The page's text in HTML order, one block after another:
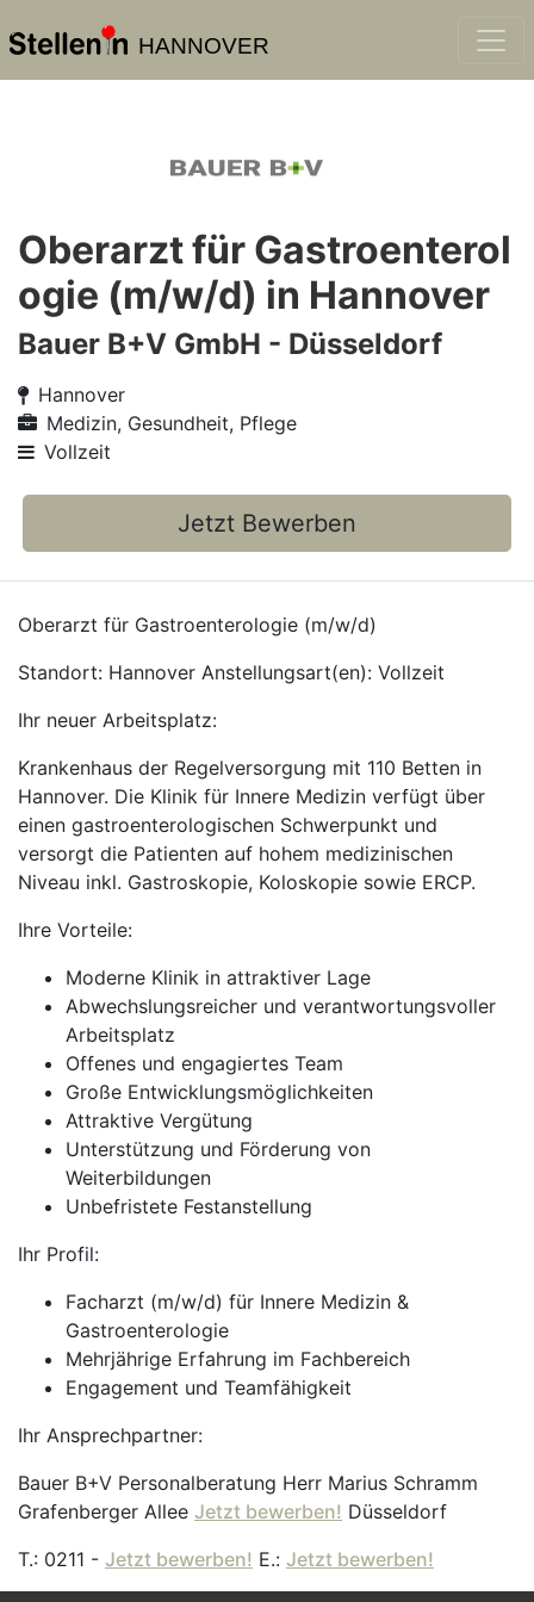
HANNOVER
Oberarzt für Gastroenterol
ogie (m/w/d) in Hannover
Bauer B+V GmbH - Düsseldorf
Hannover
Medizin, Gesundheit, Pflege
Vollzeit
Jetzt Bewerben
Oberarzt für Gastroenterologie (m/w/d)
Standort: Hannover Anstellungsart(en): Vollzeit
Ihr neuer Arbeitsplatz:
Krankenhaus der Regelversorgung mit 110 Betten in
Hannover. Die Klinik für Innere Medizin verfügt über
einen gastroenterologischen Schwerpunkt und
versorgt die Patienten auf hohem medizinischen
Niveau inkl. Gastroskopie, Koloskopie sowie ERCP.
Ihre Vorteile:
Moderne Klinik in attraktiver Lage
Abwechslungsreicher und verantwortungsvoller
Arbeitsplatz
Offenes und engagiertes Team
Große Entwicklungsmöglichkeiten
Attraktive Vergütung
Unterstützung und Förderung von
Weiterbildungen
Unbefristete Festanstellung
Ihr Profil:
Facharzt (m/w/d) für Innere Medizin &
Gastroenterologie
Mehrjährige Erfahrung im Fachbereich
Engagement und Teamfähigkeit
Ihr Ansprechpartner:
Bauer B+V Personalberatung Herr Marius Schramm
Grafenberger Allee Jetzt bewerben! Düsseldorf
T.: 0211 - Jetzt bewerben! E.: Jetzt bewerben!